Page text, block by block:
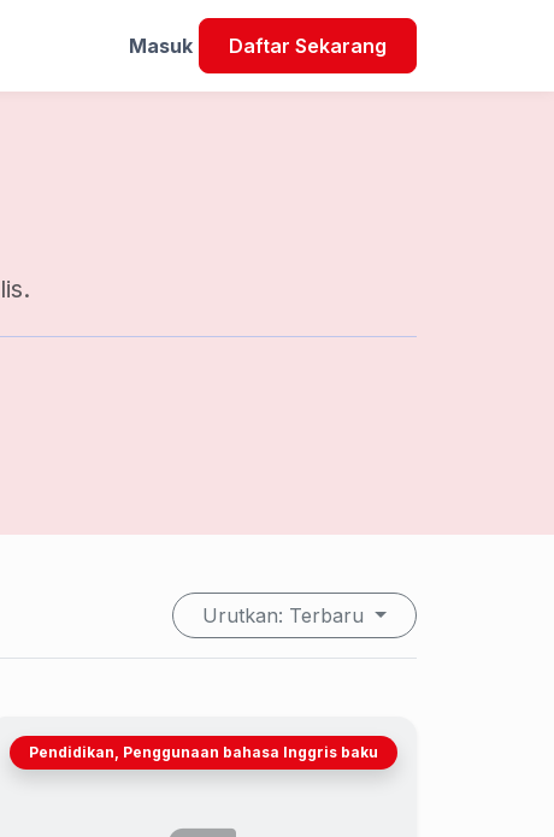
Masuk Daftar Sekarang
Urutkan: Terbaru
Pendidikan, Penggunaan bahasa Inggris baku